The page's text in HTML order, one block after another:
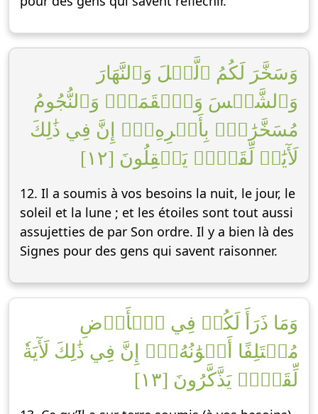
وَسَخَّرَ لَكُمُ ٱلَّيۡلَ وَٱلنَّهَارَ
وَٱلشَّمۡسَ وَٱلۡقَمَرَۖ وَٱلنُّجُومُ
مُسَخَّرَٰتُۢ بِأَمۡرِهِۦٓۚ إِنَّ فِي ذَٰلِكَ
لَأٓيَٰتٖ لِّقَوۡمٖ يَعۡقِلُونَ [١٢]
12. Il a soumis à vos besoins la nuit, le jour, le
soleil et la lune ; et les étoiles sont tout aussi
assujetties de par Son ordre. Il y a bien là des
Signes pour des gens qui savent raisonner.
وَمَا ذَرَأَ لَكُمۡ فِي ٱلۡأَرۡضِ
مُخۡتَلِفًا أَلۡوَٰنُهُۥٓۚ إِنَّ فِي ذَٰلِكَ لَأٓيَةٗ
لِّقَوۡمٖ يَذَّكَّرُونَ [١٣]